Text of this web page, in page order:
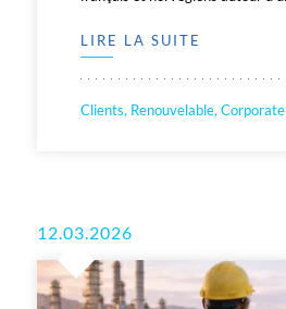
LIRE LA SUITE
Clients, Renouvelable, Corporate
12.03.2026